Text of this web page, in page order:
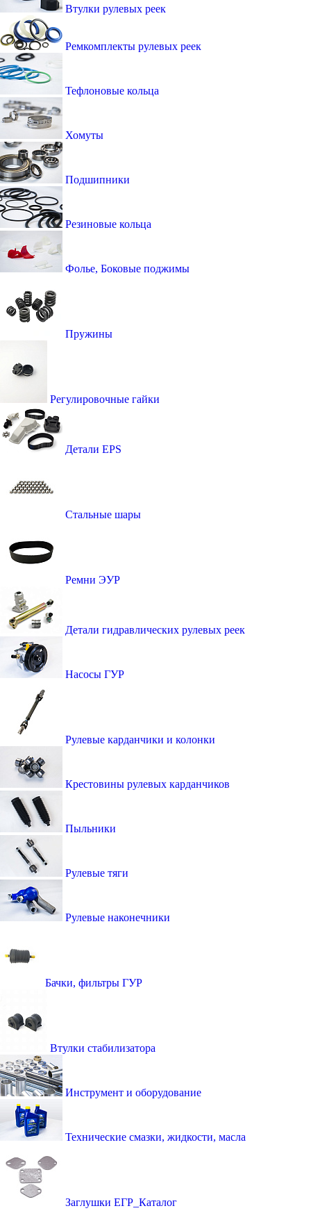
Втулки рулевых реек
Ремкомплекты рулевых реек
Тефлоновые кольца
Хомуты
Подшипники
Резиновые кольца
Фолье, Боковые поджимы
Пружины
Регулировочные гайки
Детали EPS
Стальные шары
Ремни ЭУР
Детали гидравлических рулевых реек
Насосы ГУР
Рулевые карданчики и колонки
Крестовины рулевых карданчиков
Пыльники
Рулевые тяги
Рулевые наконечники
Бачки, фильтры ГУР
Втулки стабилизатора
Инструмент и оборудование
Технические смазки, жидкости, масла
Заглушки ЕГР_Каталог